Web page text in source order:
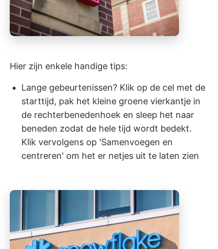
Hier zijn enkele handige tips:
Lange gebeurtenissen? Klik op de cel met de
starttijd, pak het kleine groene vierkantje in
de rechterbenedenhoek en sleep het naar
beneden zodat de hele tijd wordt bedekt.
Klik vervolgens op 'Samenvoegen en
centreren' om het er netjes uit te laten zien